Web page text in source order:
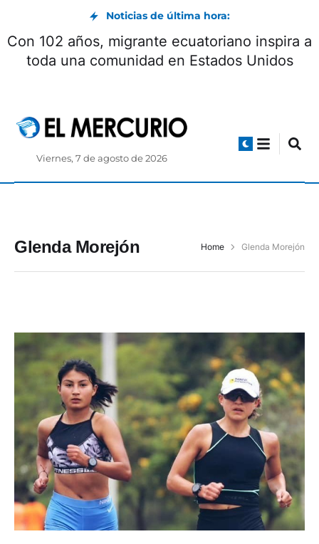
Noticias de última hora:
Con 102 años, migrante ecuatoriano inspira a
toda una comunidad en Estados Unidos
Viernes, 7 de agosto de 2026
Glenda Morejón Home Glenda Morejón